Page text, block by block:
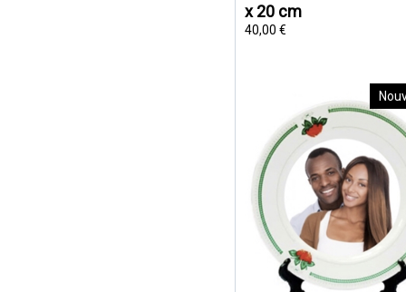
x 20 cm
40,00 €